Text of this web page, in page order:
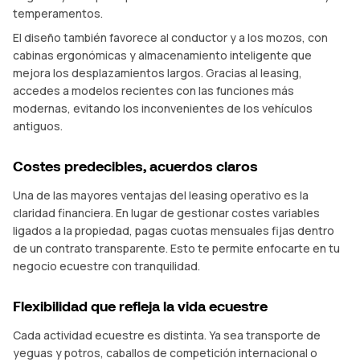
temperamentos.
El diseño también favorece al conductor y a los mozos, con
cabinas ergonómicas y almacenamiento inteligente que
mejora los desplazamientos largos. Gracias al leasing,
accedes a modelos recientes con las funciones más
modernas, evitando los inconvenientes de los vehículos
antiguos.
Costes predecibles, acuerdos claros
Una de las mayores ventajas del leasing operativo es la
claridad financiera. En lugar de gestionar costes variables
ligados a la propiedad, pagas cuotas mensuales fijas dentro
de un contrato transparente. Esto te permite enfocarte en tu
negocio ecuestre con tranquilidad.
Flexibilidad que refleja la vida ecuestre
Cada actividad ecuestre es distinta. Ya sea transporte de
yeguas y potros, caballos de competición internacional o